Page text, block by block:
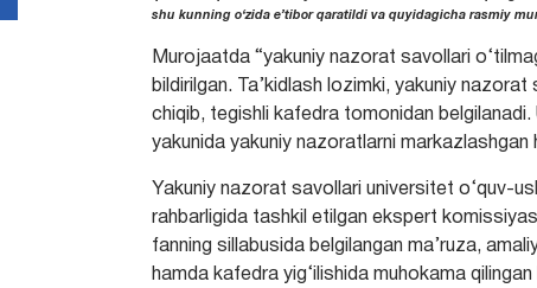
shu kunning o‘zida e’tibor qaratildi va quyidagicha rasmiy
Murojaatda “yakuniy nazorat savollari
bildirilgan. Ta’kidlash lozimki, yakuniy
chiqib, tegishli kafedra tomonidan
yakunida yakuniy nazoratlarni markazlashgan
Yakuniy nazorat savollari universitet o‘quv-
rahbarligida tashkil etilgan ekspert
fanning sillabusida belgilangan ma’ruza,
hamda kafedra yig‘ilishida muhokama